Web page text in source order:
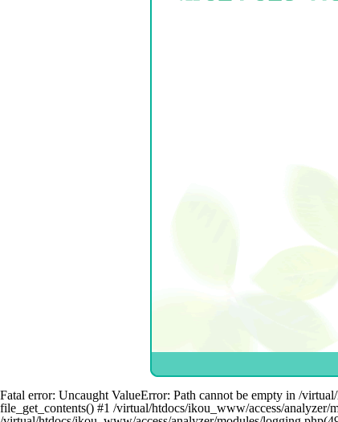
Fatal error: Uncaught ValueError: Path cannot be empty in /
file_get_contents() #1 /virtual/htdocs/ikou_www/access/